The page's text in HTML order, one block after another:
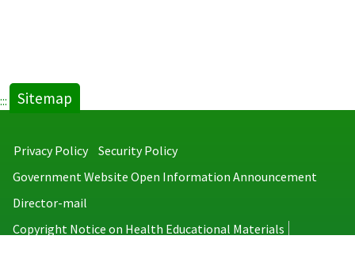
::: Sitemap
Privacy Policy
Security Policy
Government Website Open Information Announcement
Director-mail
Copyright Notice on Health Educational Materials